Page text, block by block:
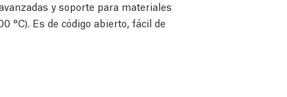
y soporte para materiales
°C). Es de código abierto, fácil de